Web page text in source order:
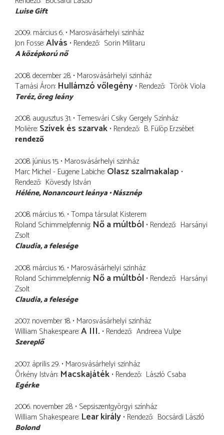
Luise Gift
2009. március 6. Marosvásárhelyi szinház
Jon Fosse Alvás Rendező Sorin Militaru
A középkorú nő
2008. december 28. Marosvásárhelyi szinház
Tamási Áron Hullámzó vőlegény Rendező Török Viola
Teréz öreg leány
2008. augusztus 31. Temesvári Csiky Gergely Színház
Molière Szívek és szarvak Rendező B. Fülöp Erzsébet
rendező
2008. június 15. Marosvásárhelyi szinház
Marc Michel - Eugene Labiche Olasz szalmakalap
Rendező Kövesdy István
Héléne Nonancourt leánya Násznép
2008. március 16. Tompa társulat Kisterem
Roland Schimmelpfennig Nő a múltból Rendező Harsányi
Zsolt
Claudia a felesége
2008. március 16. Marosvásárhelyi szinház
Roland Schimmelpfennig Nő a múltból Rendező Harsányi
Zsolt
Claudia a felesége
2007. november 18. Marosvásárhelyi szinház
William Shakespeare A III. Rendező Andreea Vulpe
Szereplő
2007. április 29. Marosvásárhelyi szinház
Örkény István Macskajáték Rendező László Csaba
Egérke
2006. november 28. Sepsiszentgyörgyi színház
William Shakespeare Lear király Rendező Bocsárdi László
Bolond